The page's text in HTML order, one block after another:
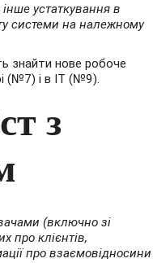
устаткування в
системи на належному
знайти нове робоче
(№7) і в IT (№9).
з
(включно зі
про клієнтів,
про взаємовідносини